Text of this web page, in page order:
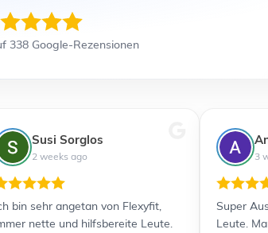
338 Google-Rezensionen
Susi Sorglos
2 weeks ago
bin sehr angetan von Flexyfit,
nette und hilfsbereite Leute.
3
Super
Leute. Man merkt, wie viel Wert